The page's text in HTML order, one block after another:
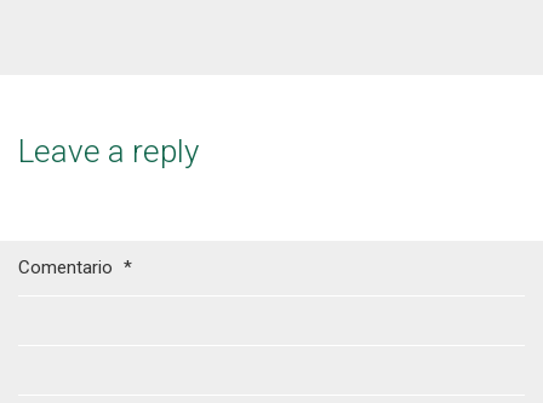
Leave a reply
Comentario *